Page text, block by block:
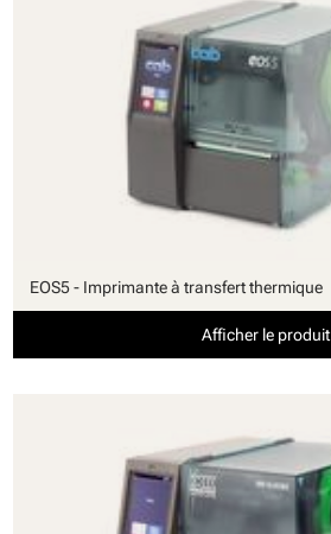
EOS5 - Imprimante à transfert thermique
Afficher le produit